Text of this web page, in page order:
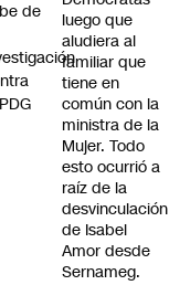
luego que
aludiera al
familiar que
tiene en
común con la
ministra de la
Mujer. Todo
esto ocurrió a
raíz de la
desvinculación
de Isabel
Amor desde
Sernameg.
de